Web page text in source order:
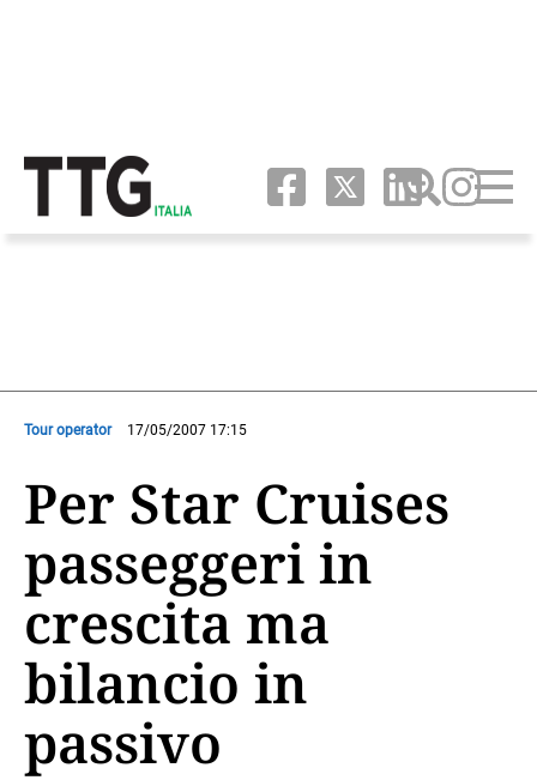
Tour operator 17/05/2007 17:15
Per Star Cruises
passeggeri in
crescita ma
bilancio in
passivo